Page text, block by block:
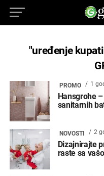
"uređenje
PROMO 1
Hansgrohe
sanitarnih
NOVOSTI 2
Dizajnirajte
raste sa